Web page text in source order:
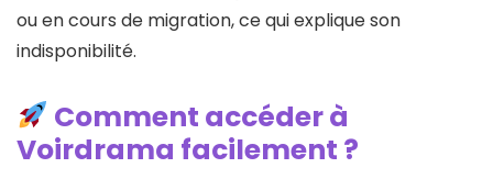
ou en cours de migration, ce qui explique son
indisponibilité.
Comment accéder à
Voirdrama facilement ?